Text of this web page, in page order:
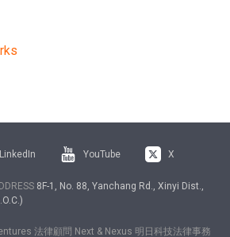
LinkedIn YouTube X
8F-1, No. 88, Yanchang Rd., Xinyi Dist.,
法律顧問 Next & Nexus 明日科技法律事務